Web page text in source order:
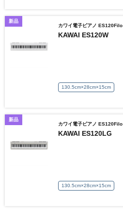
新品
カワイ電子ピアノ ES120Filo
KAWAI ES120W
130.5cm×28cm×15cm
新品
カワイ電子ピアノ ES120Filo
KAWAI ES120LG
130.5cm×28cm×15cm